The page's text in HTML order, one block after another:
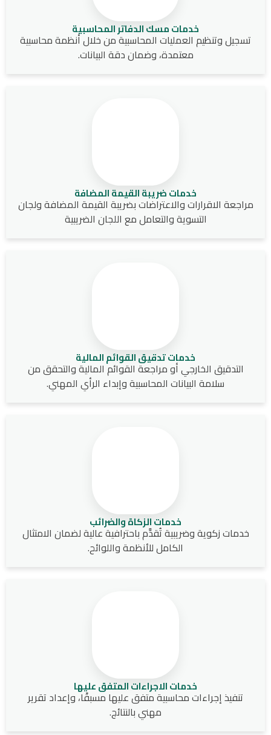
خدمات مسك الدفاتر المحاسبية
تسجيل وتنظيم العمليات المحاسبية من خلال أنظمة محاسبية
معتمدة، وضمان دقة البيانات.
خدمات ضريبة القيمة المضافة
مراجعة الاقرارات والاعتراضات بضريبة القيمة المضافة ولجان
التسوية والتعامل مع اللجان الضريبية
خدمات تدقيق القوائم المالية
التدقيق الخارجي أو مراجعة القوائم المالية والتحقق من
سلامة البيانات المحاسبية وإبداء الرأي المهني.
خدمات الزكاة والضرائب
خدمات زكوية وضريبية تُقدَّم باحترافية عالية لضمان الامتثال
الكامل للأنظمة واللوائح.
خدمات الاجراءات المتفق عليها
تنفيذ إجراءات محاسبية متفق عليها مسبقًا، وإعداد تقرير
مهني بالنتائج.